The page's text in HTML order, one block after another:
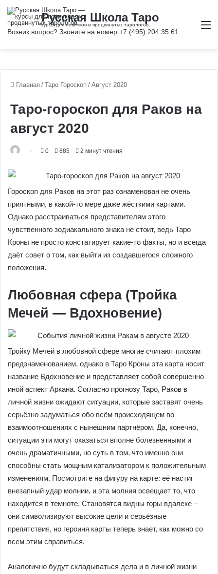
Главная / Таро Гороскоп / Август 2020
Таро-гороскоп для Раков на
август 2020
0 885 2 минут чтения
Гороскоп для Раков на этот раз ознаменован не очень
приятными, в какой-то мере даже жёсткими картами.
Однако расстраиваться представителям этого
чувственного зодиакального знака не стоит, ведь Таро
Кроны не просто констатирует какие-то факты, но и всегда
даёт совет о том, как выйти из создавшегося сложного
положения.
Любовная сфера (Тройка
Мечей — Вдохновение)
Тройку Мечей в любовной сфере многие считают плохим
предзнаменованием, однако в Таро Кроны эта карта носит
название Вдохновение и представляет собой совершенно
иной аспект Аркана. Согласно прогнозу Таро, Раков в
личной жизни ожидают ситуации, которые заставят очень
серьёзно задуматься обо всём происходящем во
взаимоотношениях с нынешним партнёром. Да, конечно,
ситуации эти могут оказаться вполне болезненными и
очень драматичными, но суть в том, что именно они
способны стать мощным катализатором к положительным
изменениям. Посмотрите на фигуру на карте: её настиг
внезапный удар молнии, и эта молния освещает то, что
находится в темноте. Становятся видны горы вдалеке –
они символизируют высокие цели и серьёзные
препятствия, но героиня карты теперь знает, как можно со
всем этим справиться.
Аналогично будут складываться дела и в личной жизни